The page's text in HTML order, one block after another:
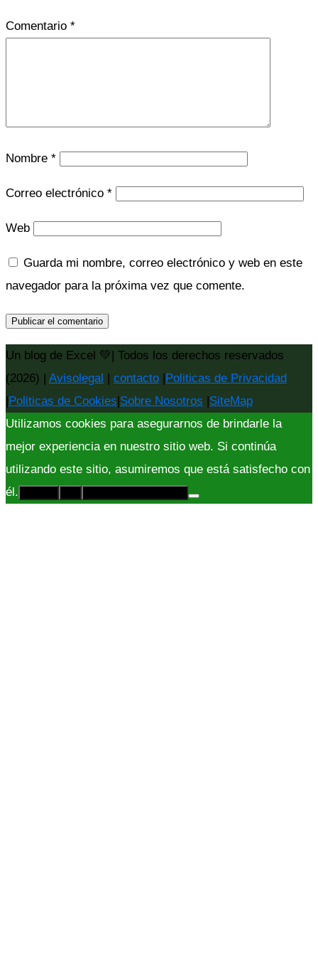
Comentario *
Nombre *
Correo electrónico *
Web
Guarda mi nombre, correo electrónico y web en este
navegador para la próxima vez que comente.
Un blog de Excel 💚| Todos los derechos reservados
(2026) | Avisolegal contacto
Politicas de Privacidad
Politicas de Cookies Sobre Nosotros SiteMap
Utilizamos cookies para asegurarnos de brindarle la
mejor experiencia en nuestro sitio web. Si continúa
utilizando este sitio, asumiremos que está satisfecho con
él.